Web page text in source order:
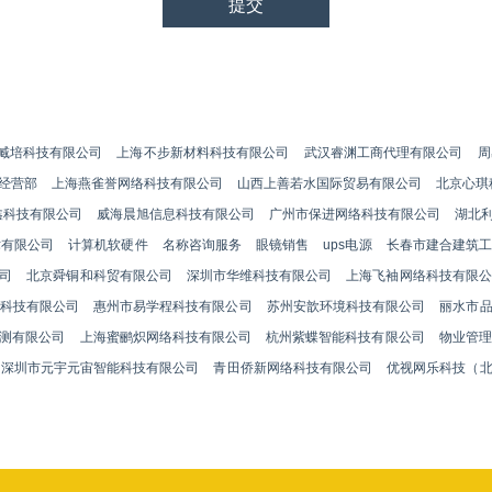
培科技有限公司 上海不步新材料科技有限公司 武汉睿渊工商代理有限公司
营部
上海燕雀誉网络科技有限公司 山西上善若水国际贸易有限公司
北京心琪
技有限公司
威海晨旭信息科技有限公司 广州市保进网络科技有限公司
湖北
限公司
计算机软硬件 名称咨询服务 眼镜销售 ups电源
长春市建合建筑
北京舜铜和科贸有限公司 深圳市华维科技有限公司
上海飞袖网络科技有限
技有限公司
惠州市易学程科技有限公司 苏州安歆环境科技有限公司
丽水市
有限公司
上海蜜鹂炽网络科技有限公司 杭州紫蝶智能科技有限公司
物业管理
深圳市元宇元宙智能科技有限公司
青田侨新网络科技有限公司 优视网乐科技（